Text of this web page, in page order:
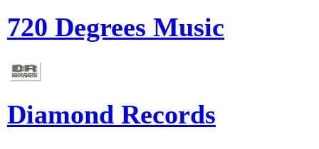
720 Degrees Music
Diamond Records